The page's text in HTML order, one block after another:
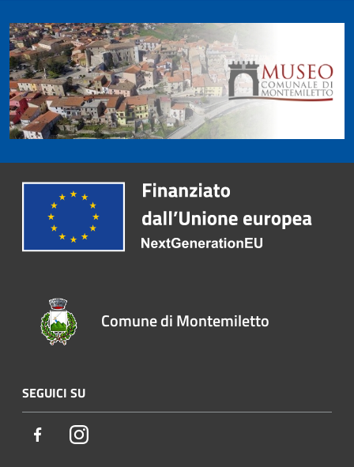
Comune di Montemiletto
SEGUICI SU
FacebookInstagram